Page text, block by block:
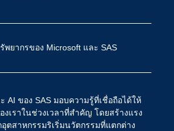
พยากรของ Microsoft และ SAS
AI ของ SAS มอบความรู้ที่เชื่อถือได้ให้
เราในช่วงเวลาที่สำคัญ โดยสร้างแรง
ตสาหกรรมริเริ่มนวัตกรรมที่แตกต่าง
SAS ของฉัน
การฝึกฝนและอบรม
รเปลี่ยนแปลงทางดิจิทัล
ชุมชน
ปัญญาประดิษฐ์